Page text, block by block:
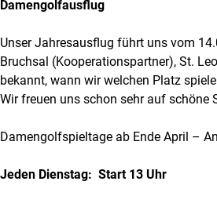
Damengolfausflug
Unser Jahresausflug führt uns vom
Bruchsal (Kooperationspartner), St.
bekannt, wann wir welchen Platz
Wir freuen uns schon sehr auf schöne
Damengolfspieltage ab Ende April –
Jeden Dienstag: Start 13 Uhr